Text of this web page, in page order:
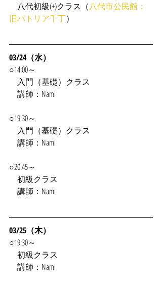
八代初級(+)クラス（八代市公民館：
旧パトリア千丁）
03/24（水）
○14:00～
入門（基礎）クラス
講師：Nami
○19:30～
入門（基礎）クラス
講師：Nami
○20:45～
初級クラス
講師：Nami
03/25（木）
○19:30～
初級クラス
講師：Nami